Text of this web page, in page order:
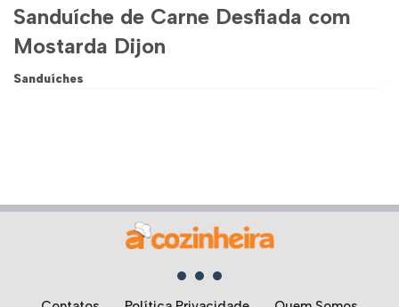
Sanduíche de Carne Desfiada com
Mostarda Dijon
Sanduíches